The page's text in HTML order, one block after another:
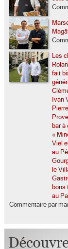
Les
fait
Ivan
bar à
«
Viel
au
le
bons
au
Commentaire par